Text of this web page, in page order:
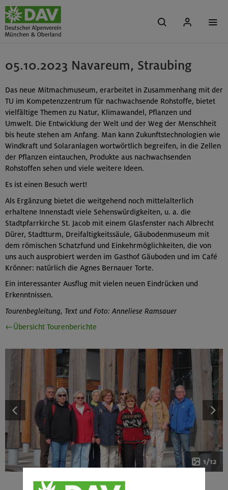
05.10.2023 Navareum, Straubing
Das neue Mitmachmuseum, erarbeitet in Zusammenhang mit der
TU im Kompetenzzentrum für nachwachsende Rohstoffe, bietet
vielfältige Themen zu Natur, Klimawandel, Pflanzen und
Umwelt. Die Entwicklung der Welt und der Weg der Menschheit
bis heute stehen am Anfang. Man kann Zukunftstechnologien wie
Windkraft und Solaranlagen wortwörtlich begreifen, in die Zellen
der Pflanzen eintauchen, Produkte aus nachwachsenden
Rohstoffen sehen und viele weitere Ideen.
Es ist einen Besuch wert!
Als Ergänzung bietet die weitgehend noch mittelalterlich
erhaltene Innenstadt viele Sehenswürdigkeiten, u. a. die
Stadtpfarrkirche St. Jacob mit einem Glasfenster nach Albrecht
Dürer, Stadtturm, Dreifaltigkeitssäule, Gäubodenmuseum mit
dem römischen Schatzfund und Einkehrmöglichkeiten, die von
uns auch ausprobiert werden im Gasthof Gäuboden und im Café
Krönner: natürlich die Agnes Bernauer Torte.
Ein interessanter Ausflug mit vielen neuen Eindrücken und
Erkenntnissen.
Tourenbegleitung, Text und Foto: Anneliese Ramsauer
←Übersicht Tourenberichte
1/12